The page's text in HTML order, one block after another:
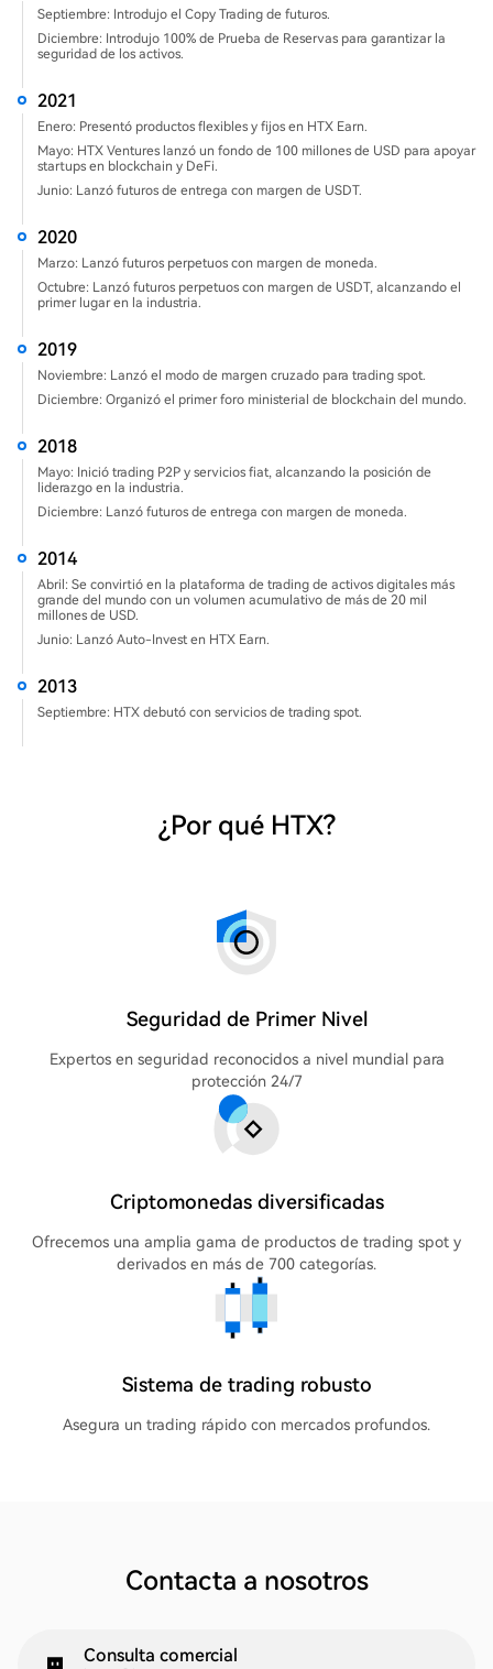
Septiembre: Introdujo el Copy Trading de futuros.
Diciembre: Introdujo 100% de Prueba de Reservas para garantizar la
seguridad de los activos.
2021
Enero: Presentó productos flexibles y fijos en HTX Earn.
Mayo: HTX Ventures lanzó un fondo de 100 millones de USD para apoyar
startups en blockchain y DeFi.
Junio: Lanzó futuros de entrega con margen de USDT.
2020
Marzo: Lanzó futuros perpetuos con margen de moneda.
Octubre: Lanzó futuros perpetuos con margen de USDT, alcanzando el
primer lugar en la industria.
2019
Noviembre: Lanzó el modo de margen cruzado para trading spot.
Diciembre: Organizó el primer foro ministerial de blockchain del mundo.
2018
Mayo: Inició trading P2P y servicios fiat, alcanzando la posición de
liderazgo en la industria.
Diciembre: Lanzó futuros de entrega con margen de moneda.
2014
Abril: Se convirtió en la plataforma de trading de activos digitales más
grande del mundo con un volumen acumulativo de más de 20 mil
millones de USD.
Junio: Lanzó Auto-Invest en HTX Earn.
2013
Septiembre: HTX debutó con servicios de trading spot.
¿Por qué HTX?
Seguridad de Primer Nivel
Expertos en seguridad reconocidos a nivel mundial para
protección 24/7
Criptomonedas diversificadas
Ofrecemos una amplia gama de productos de trading spot y
derivados en más de 700 categorías.
Sistema de trading robusto
Asegura un trading rápido con mercados profundos.
Contacta a nosotros
Consulta comercial